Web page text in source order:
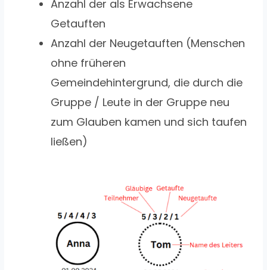
Anzahl der als Erwachsene
Getauften
Anzahl der Neugetauften (Menschen
ohne früheren
Gemeindehintergrund, die durch die
Gruppe / Leute in der Gruppe neu
zum Glauben kamen und sich taufen
ließen)